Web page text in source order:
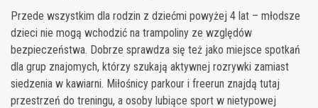
Przede wszystkim dla rodzin z dziećmi powyżej 4 lat – młodsze
dzieci nie mogą wchodzić na trampoliny ze względów
bezpieczeństwa. Dobrze sprawdza się też jako miejsce spotkań
dla grup znajomych, którzy szukają aktywnej rozrywki zamiast
siedzenia w kawiarni. Miłośnicy parkour i freerun znajdą tutaj
przestrzeń do treningu, a osoby lubiące sport w nietypowej